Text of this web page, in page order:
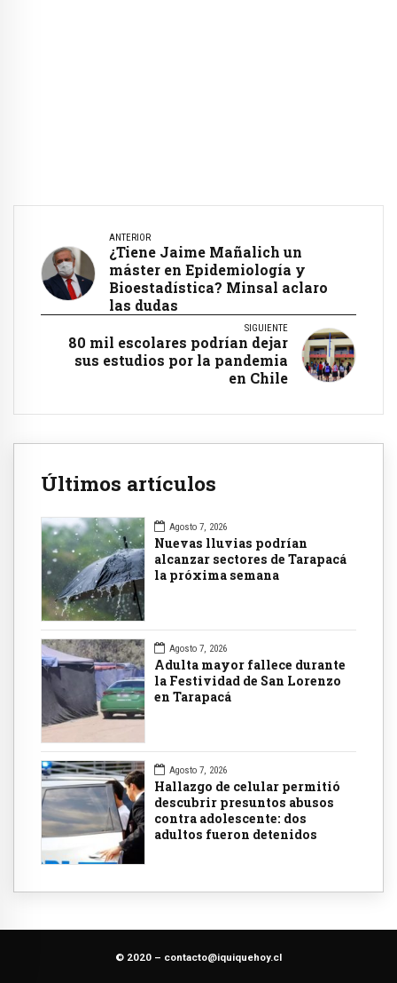
ANTERIOR
¿Tiene Jaime Mañalich un
máster en Epidemiología y
Bioestadística? Minsal aclaro
las dudas
SIGUIENTE
80 mil escolares podrían dejar
sus estudios por la pandemia
en Chile
Últimos artículos
Agosto 7, 2026
Nuevas lluvias podrían
alcanzar sectores de Tarapacá
la próxima semana
Agosto 7, 2026
Adulta mayor fallece durante
la Festividad de San Lorenzo
en Tarapacá
Agosto 7, 2026
Hallazgo de celular permitió
descubrir presuntos abusos
contra adolescente: dos
adultos fueron detenidos
© 2020 – contacto@iquiquehoy.cl